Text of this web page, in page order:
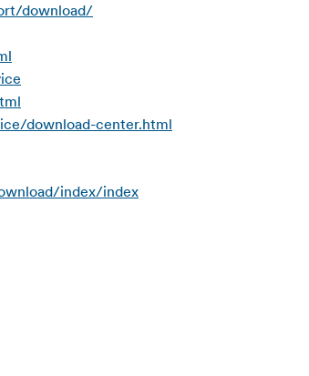
download/
download-center.html
index/index